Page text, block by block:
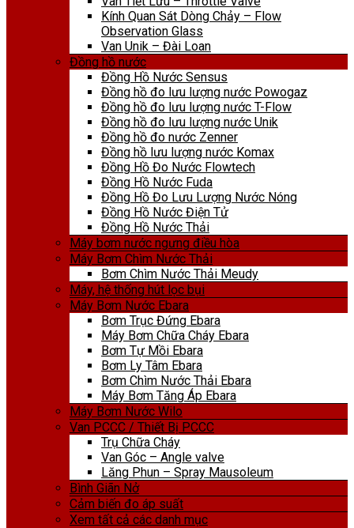
Kính Quan Sát Dòng Chảy – Flow
Observation Glass
Van Unik – Đài Loan
Đồng hồ nước
Đồng Hồ Nước Sensus
Đồng hồ đo lưu lượng nước Powogaz
Đồng hồ đo lưu lượng nước T-Flow
Đồng hồ đo lưu lượng nước Unik
Đồng hồ đo nước Zenner
Đồng hồ lưu lượng nước Komax
Đồng Hồ Đo Nước Flowtech
Đồng Hồ Nước Fuda
Đồng Hồ Đo Lưu Lượng Nước Nóng
Đồng Hồ Nước Điện Tử
Đồng Hồ Nước Thải
Máy bơm nước ngưng điều hòa
Máy Bơm Chìm Nước Thải
Bơm Chìm Nước Thải Meudy
Máy, hệ thống hút lọc bụi
Máy Bơm Nước Ebara
Bơm Trục Đứng Ebara
Máy Bơm Chữa Cháy Ebara
Bơm Tự Mồi Ebara
Bơm Ly Tâm Ebara
Bơm Chìm Nước Thải Ebara
Máy Bơm Tăng Áp Ebara
Máy Bơm Nước Wilo
Van PCCC / Thiết Bị PCCC
Trụ Chữa Cháy
Van Góc – Angle valve
Lăng Phun – Spray Mausoleum
Bình Giãn Nở
Cảm biến đo áp suất
Xem tất cả các danh mục